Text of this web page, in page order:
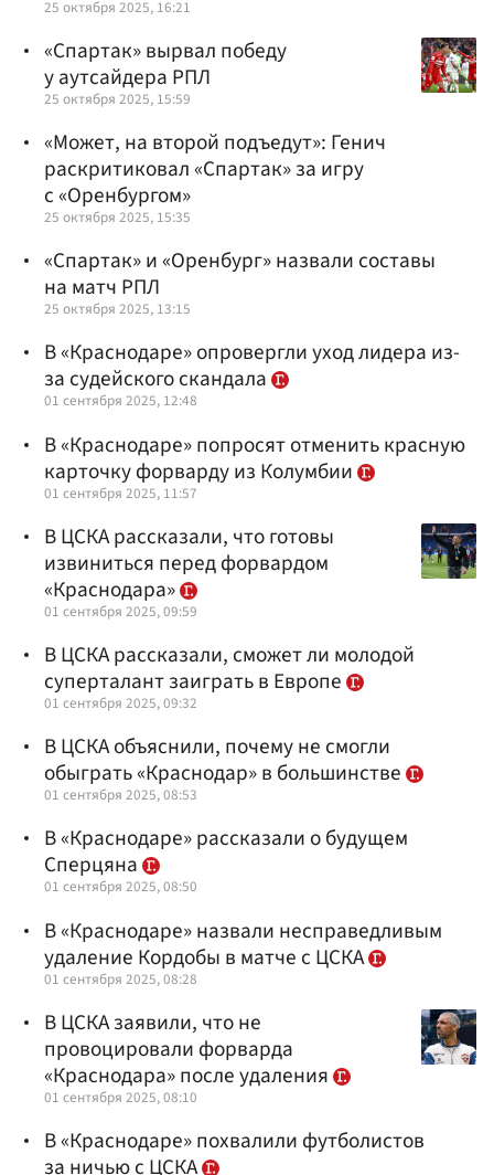
25 октября 2025, 16:21
«Спартак» вырвал победу
у аутсайдера РПЛ
25 октября 2025, 15:59
«Может, на второй подъедут»: Генич
раскритиковал «Спартак» за игру
с «Оренбургом»
25 октября 2025, 15:35
«Спартак» и «Оренбург» назвали составы
на матч РПЛ
25 октября 2025, 13:15
В «Краснодаре» опровергли уход лидера из-
за судейского скандала
01 сентября 2025, 12:48
В «Краснодаре» попросят отменить красную
карточку форварду из Колумбии
01 сентября 2025, 11:57
В ЦСКА рассказали, что готовы
извиниться перед форвардом
«Краснодара»
01 сентября 2025, 09:59
В ЦСКА рассказали, сможет ли молодой
суперталант заиграть в Европе
01 сентября 2025, 09:32
В ЦСКА объяснили, почему не смогли
обыграть «Краснодар» в большинстве
01 сентября 2025, 08:53
В «Краснодаре» рассказали о будущем
Сперцяна
01 сентября 2025, 08:50
В «Краснодаре» назвали несправедливым
удаление Кордобы в матче с ЦСКА
01 сентября 2025, 08:28
В ЦСКА заявили, что не
провоцировали форварда
«Краснодара» после удаления
01 сентября 2025, 08:10
В «Краснодаре» похвалили футболистов
за ничью с ЦСКА